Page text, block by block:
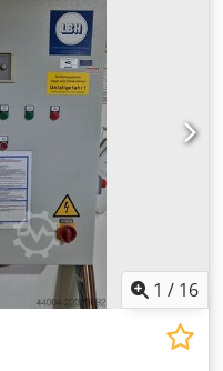
2850 tpm -
- uitgangspijp
van karton - "Paint-stop"
afmetingen l/b/h:
kg Netto prijs: 14.100
van een koers van 4,20
1 / 16